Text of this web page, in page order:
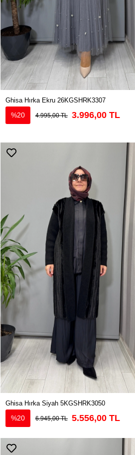
Ghisa Hırka Ekru 26KGSHRK3307
%20 4.995,00 TL 3.996,00 TL
Ghisa Hırka Siyah 5KGSHRK3050
%20 6.945,00 TL 5.556,00 TL